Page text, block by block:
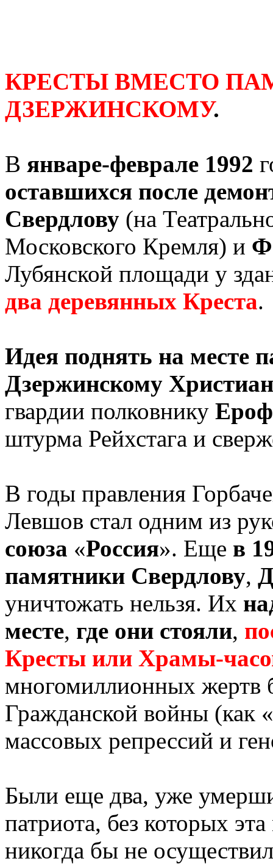
КРЕСТЫ ВМЕСТО
ДЗЕРЖИНСКОМУ.
В январе-феврале 1992
оставшихся после
Свердлову (на
Московского Кремля) и
Лубянской площади у
два деревянных Креста.
Идея поднять на месте
Дзержинскому
гвардии полковнику
штурма Рейхстага и
В годы правления
Левшов стал одним из
союза «Россия». Еще в
памятники Свердлову,
уничтожать нельзя. Их
месте, где они стояли,
Кресты или Храмы-
многомиллионных жертв
Гражданской войны (как
массовых репрессий и
Были еще два, уже
патриота, без которых
никогда бы не